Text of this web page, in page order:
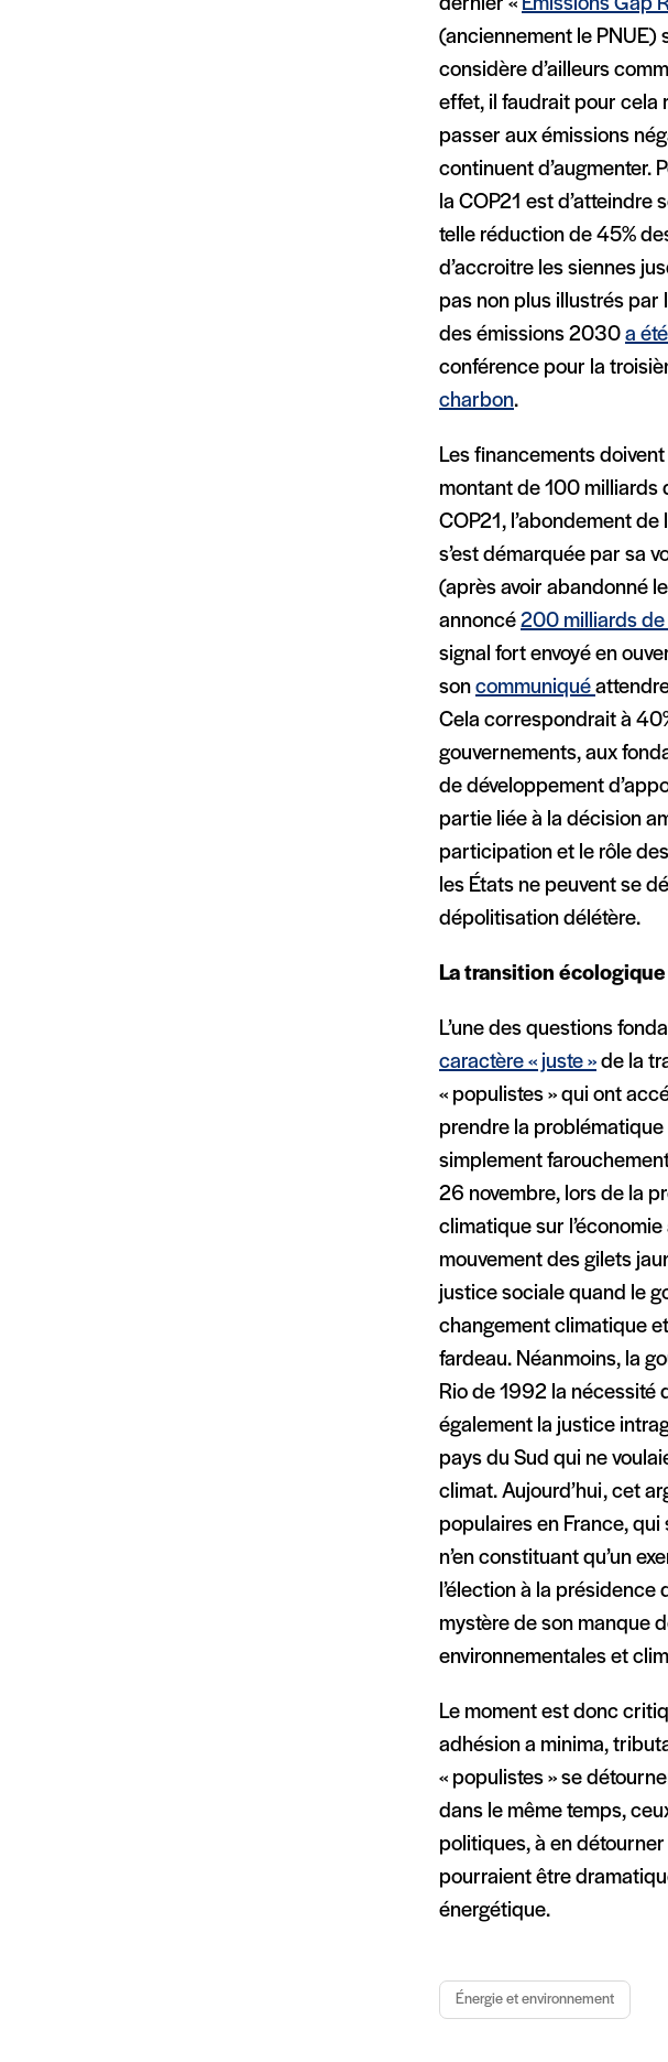
dernier « Emissions Gap
(anciennement le PNUE)
considère d’ailleurs
effet, il faudrait pour cela
passer aux émissions
continuent d’augmenter.
la COP21 est d’atteindre
telle réduction de 45%
d’accroitre les siennes
pas non plus illustrés par
des émissions 2030 a
conférence pour la
charbon.
Les financements
montant de 100 milliards
COP21, l’abondement
s’est démarquée par sa
(après avoir abandonné
annoncé 200 milliards
signal fort envoyé en
son communiqué
Cela correspondrait à
gouvernements, aux
de développement
partie liée à la décision
participation et le rôle
les États ne peuvent se
dépolitisation délétère.
La transition
L’une des questions
caractère « juste » de la
« populistes » qui ont
prendre la
simplement
26 novembre, lors de la
climatique sur l’économie
mouvement des gilets
justice sociale quand le
changement climatique
fardeau. Néanmoins, la
Rio de 1992 la nécessité
également la justice
pays du Sud qui ne
climat. Aujourd’hui, cet
populaires en France,
n’en constituant qu’un
l’élection à la présidence
mystère de son manque
environnementales et
Le moment est donc
adhésion a minima,
« populistes » se
dans le même temps,
politiques, à en
pourraient être
énergétique.
Énergie et environnement